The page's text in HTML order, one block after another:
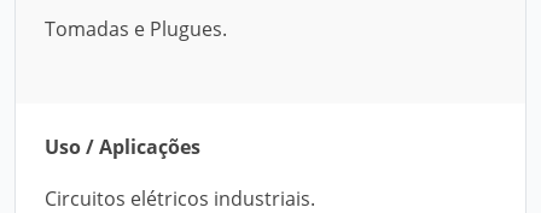
Tomadas e Plugues.
Uso / Aplicações
Circuitos elétricos industriais.